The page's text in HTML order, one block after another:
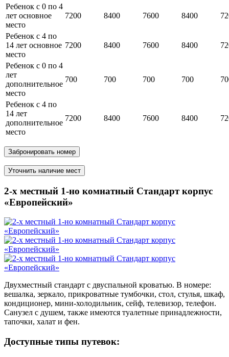
Ребенок с 0 по 4
лет основное
место
7200 8400 7600 8400
Ребенок с 4 по
14 лет основное
место
7200 8400 7600 8400
Ребенок с 0 по 4
лет
дополнительное
место
700 700 700 700
Ребенок с 4 по
14 лет
дополнительное
место
7200 8400 7600 8400
Забронировать номер
Уточнить наличие мест
2-х местный 1-но комнатный Стандарт корпус
«Европейский»
Двухместный стандарт с двуспальной кроватью. В номере:
вешалка, зеркало, прикроватные тумбочки, стол, стулья, шкаф,
кондиционер, мини-холодильник, сейф, телевизор, телефон.
Санузел с душем, также имеются туалетные принадлежности,
тапочки, халат и фен.
Доступные типы путевок: